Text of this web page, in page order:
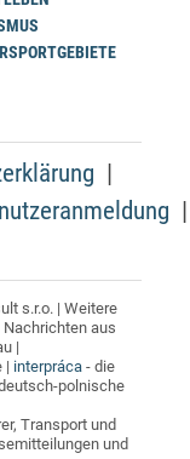
s.r.o. | Weitere
aus
|
| interpráca- die
polnische
Transport und
und